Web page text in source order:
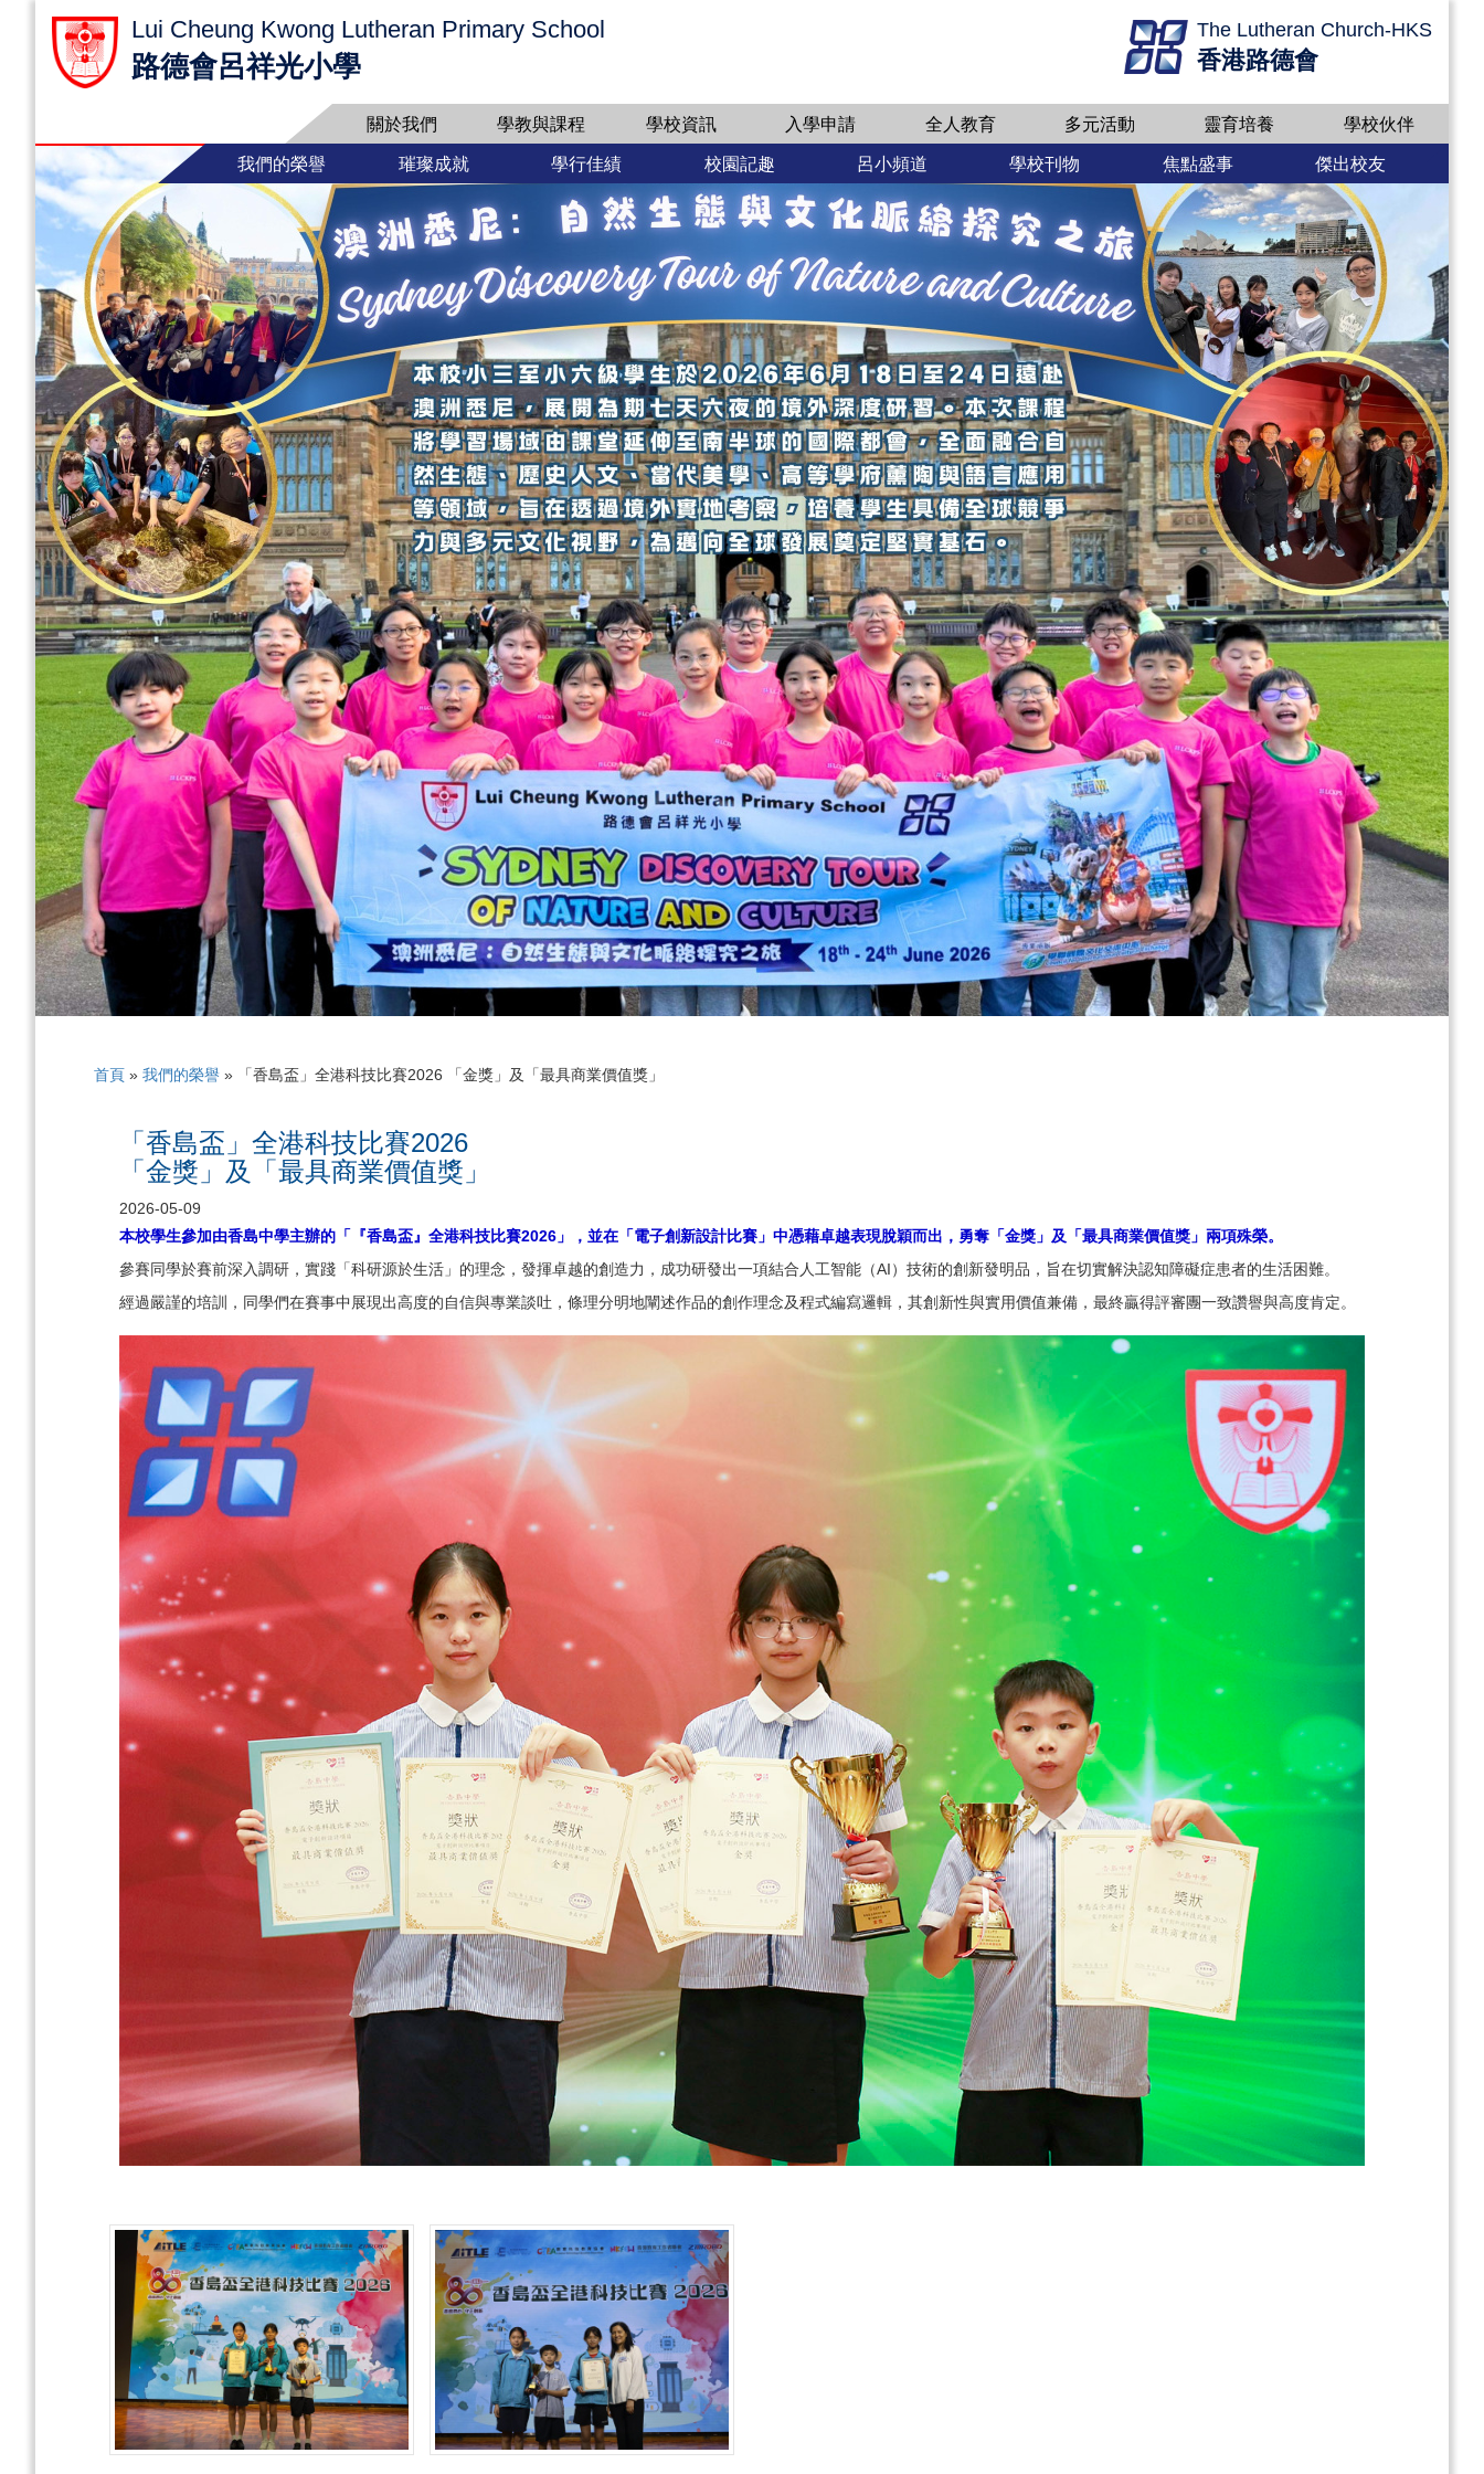
Lui Cheung Kwong Lutheran Primary School
路德會呂祥光小學
The Lutheran Church-HKS
香港路德會
關於我們 學教與課程 學校資訊 入學申請 全人教育 多元活動 靈育培養 學校伙伴
我們的榮譽 璀璨成就 學行佳績 校園記趣 呂小頻道 學校刊物 焦點盛事 傑出校友
首頁» 我們的榮譽» 「香島盃」全港科技比賽2026 「金獎」及「最具商業價值獎」
「香島盃」全港科技比賽2026
「金獎」及「最具商業價值獎」
2026-05-09
本校學生參加由香島中學主辦的「 『香島盃』 全港科技比賽2026 」，並在「電子創新設計比賽」中憑藉卓越表現脫穎而出，勇奪「金獎」及「最具商業價值獎」兩項殊榮。
參賽同學於賽前深入調研，實踐「科研源於生活」的理念，發揮卓越的創造力，成功研發出一項結合人工智能（AI）技術的創新發明品，旨在切實解決認知障礙症患者的生活困難。
經過嚴謹的培訓，同學們在賽事中展現出高度的自信與專業談吐，條理分明地闡述作品的創作理念及程式編寫邏輯，其創新性與實用價值兼備，最終贏得評審團一致讚譽與高度肯定。